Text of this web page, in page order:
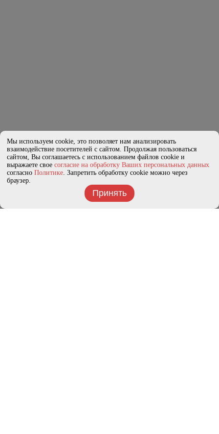
Мы используем cookie, это позволяет нам анализировать
взаимодействие посетителей с сайтом. Продолжая пользоваться
сайтом, Вы соглашаетесь с использованием файлов cookie и
выражаете свое согласие на обработку Ваших персональных данных
согласно Политике. Запретить обработку cookie можно через
браузер.
Принять